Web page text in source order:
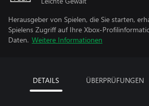
Herausgeber von Spielen, die Sie starten,
Spielens Zugriff auf Ihre Xbox-
Daten. Weitere Informationen
DETAILS ÜBERPRÜFUNGEN